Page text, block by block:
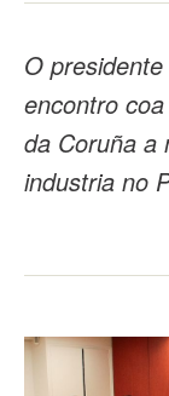
O
encontro
da Coruña a
industria no